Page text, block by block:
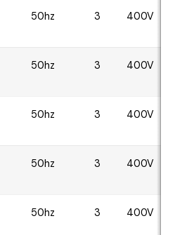
50hz 3 400V
50hz 3 400V
50hz 3 400V
50hz 3 400V
50hz 3 400V